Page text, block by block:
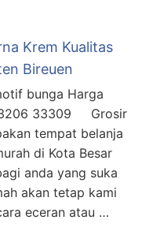
Krem Kualitas
Bireuen
bunga Harga
3206 33309 Grosir
tempat belanja
di Kota Besar
anda yang suka
akan tetap kami
eceran atau …